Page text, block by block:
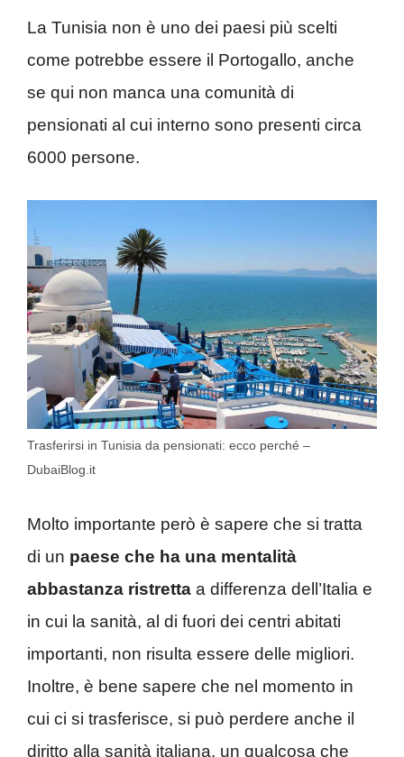
La Tunisia non è uno dei paesi più scelti
come potrebbe essere il Portogallo, anche
se qui non manca una comunità di
pensionati al cui interno sono presenti circa
6000 persone.
Trasferirsi in Tunisia da pensionati: ecco perché –
DubaiBlog.it
Molto importante però è sapere che si tratta
di un paese che ha una mentalità
abbastanza ristretta a differenza dell’Italia e
in cui la sanità, al di fuori dei centri abitati
importanti, non risulta essere delle migliori.
Inoltre, è bene sapere che nel momento in
cui ci si trasferisce, si può perdere anche il
diritto alla sanità italiana, un qualcosa che